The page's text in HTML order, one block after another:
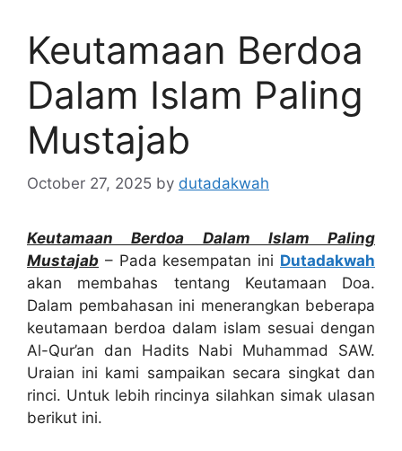
Keutamaan Berdoa
Dalam Islam Paling
Mustajab
October 27, 2025 by dutadakwah
Keutamaan Berdoa Dalam Islam Paling
Mustajab – Pada kesempatan ini Dutadakwah
akan membahas tentang Keutamaan Doa.
Dalam pembahasan ini menerangkan beberapa
keutamaan berdoa dalam islam sesuai dengan
Al-Qur’an dan Hadits Nabi Muhammad SAW.
Uraian ini kami sampaikan secara singkat dan
rinci. Untuk lebih rincinya silahkan simak ulasan
berikut ini.